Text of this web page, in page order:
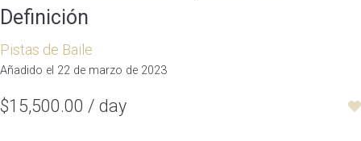
Definición
Pistas de Baile
Añadido el 22 de marzo de 2023
$15,500.00 / day